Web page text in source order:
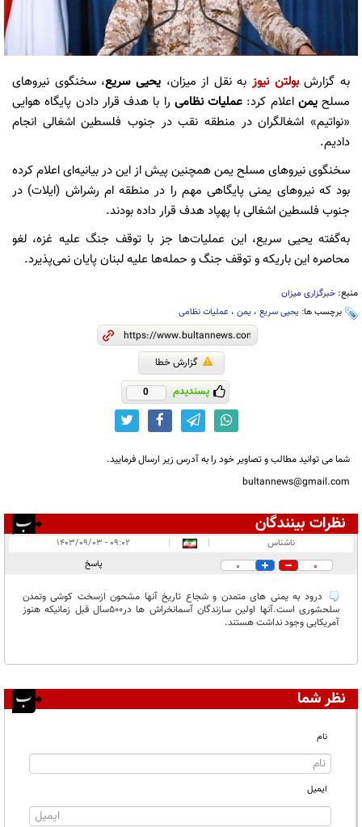
به گزارش بولتن نیوزبه نقل از میزان، یحیی سریع، سخنگوی نیروهای
مسلحیمناعلام کرد: عملیات نظامی را با هدف قرار دادن پایگاه هوایی
«نواتیم» اشغالگران در منطقه نقب در جنوب فلسطین اشغالی انجام
دادیم.
سخنگوی نیرو‌های مسلح یمن همچنین پیش از این در بیانیه‌ای اعلام کرده
بود که نیروهای یمنی پایگاهی مهم را در منطقه ام رشراش (ایلات) در
جنوب فلسطین اشغالی با پهپاد هدف قرار داده بودند.
به‌گفته یحیی سریع، این عملیات‌ها جز با توقف جنگ علیه غزه، لغو
محاصره این باریکه و توقف جنگ و حمله‌ها علیه لبنان پایان نمی‌پذیرد.
منبع: خبرگزاری میزان
برچسب ها: یحیی سریع ، یمن ، عملیات نظامی
گزارش خطا
پسندیدم 0
شما می توانید مطالب و تصاویر خود را به آدرس زیر ارسال فرمایید.
bultannews@gmail.com
نظرات بینندگان
در انتظار بررسی:
ناشناس |
|
۰۹:۰۲ - ۱۴۰۳/۰۹/۰۳
0
0 پاسخ
درود به یمنی های متمدن و شجاع تاریخ آنها مشحون ازسخت کوشی وتمدن
سلحشوری است.آنها اولین سازندگان آسمانخراش ها در500سال قبل زمانیکه هنوز
آمریکایی وجود نداشت هستند.
نظر شما
نام
ایمیل